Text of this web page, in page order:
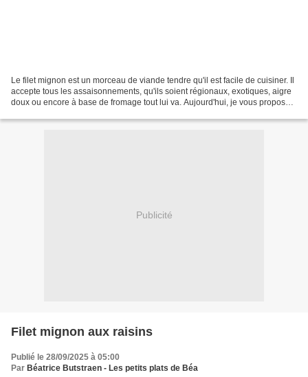
Le filet mignon est un morceau de viande tendre qu'il est facile de cuisiner. Il
accepte tous les assaisonnements, qu'ils soient régionaux, exotiques, aigre
doux ou encore à base de fromage tout lui va. Aujourd'hui, je vous propose
Publicité
Filet mignon aux raisins
Publié le 28/09/2025 à 05:00
Par Béatrice Butstraen - Les petits plats de Béa